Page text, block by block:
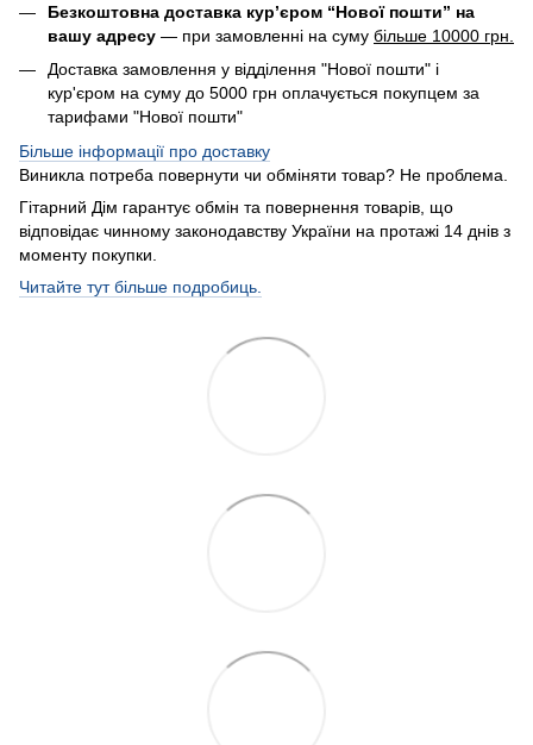
Безкоштовна доставка кур’єром “Нової пошти” на
вашу адресу — при замовленні на суму більше 10000 грн.
Доставка замовлення у відділення "Нової пошти" і
кур'єром на суму до 5000 грн оплачується покупцем за
тарифами "Нової пошти"
Більше інформації про доставку
Виникла потреба повернути чи обміняти товар? Не проблема.
Гітарний Дім гарантує обмін та повернення товарів, що
відповідає чинному законодавству України на протажі 14 днів з
моменту покупки.
Читайте тут більше подробиць.